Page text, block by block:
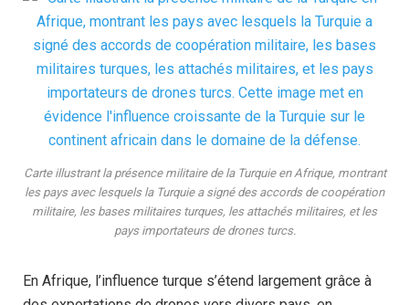
Carte illustrant la présence militaire de la Turquie en Afrique, montrant
les pays avec lesquels la Turquie a signé des accords de coopération
militaire, les bases militaires turques, les attachés militaires, et les
pays importateurs de drones turcs.
En Afrique, l’influence turque s’étend largement grâce à